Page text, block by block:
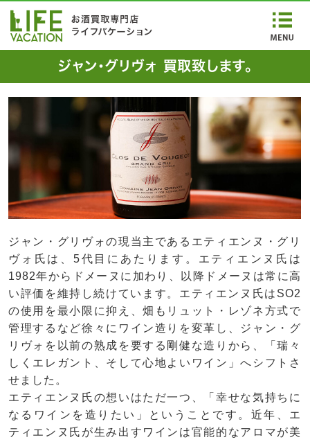
ジャン・グリヴォ 買取致します。
ジャン・グリヴォの現当主であるエティエンヌ・グリ
ヴォ氏は、5代目にあたります。エティエンヌ氏は
1982年からドメーヌに加わり、以降ドメーヌは常に高
い評価を維持し続けています。エティエンヌ氏はSO2
の使用を最小限に抑え、畑もリュット・レゾネ方式で
管理するなど徐々にワイン造りを変革し、ジャン・グ
リヴォを以前の熟成を要する剛健な造りから、「瑞々
しくエレガント、そして心地よいワイン」へシフトさ
せました。
エティエンヌ氏の想いはただ一つ、「幸せな気持ちに
なるワインを造りたい」ということです。近年、エ
ティエンヌ氏が生み出すワインは官能的なアロマが美